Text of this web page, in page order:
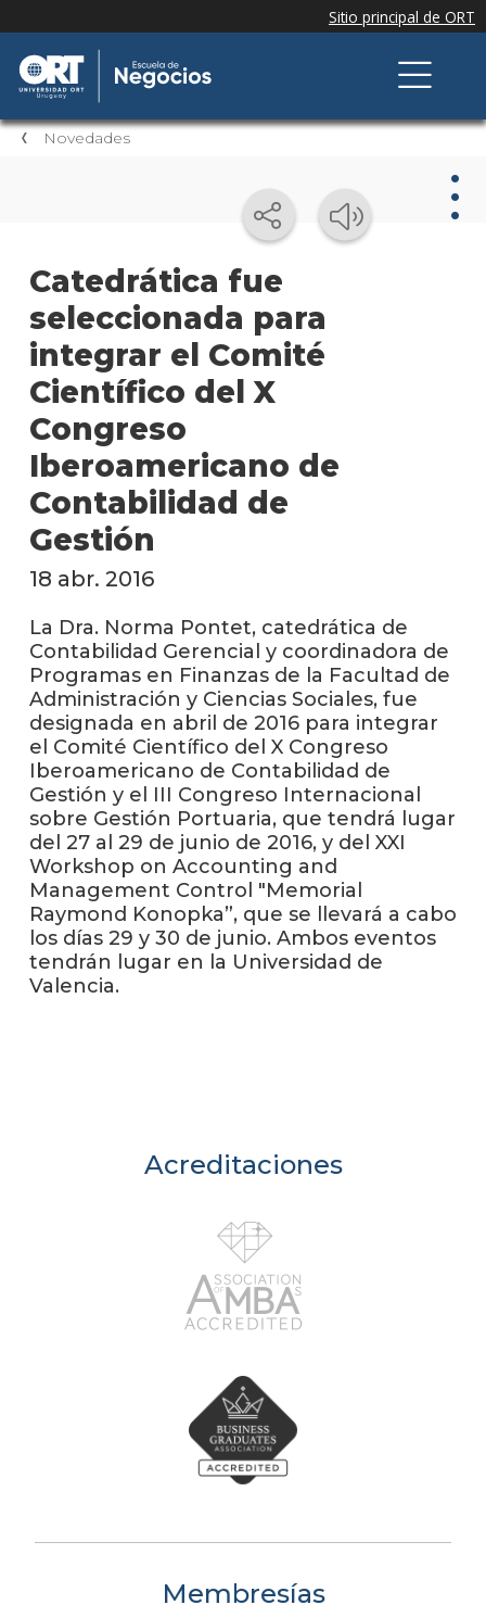
Novedades
Catedrática fue
seleccionada para
integrar el Comité
Científico del X
Congreso
Iberoamericano de
Contabilidad de
Gestión
18 abr. 2016
La Dra. Norma Pontet, catedrática de
Contabilidad Gerencial y coordinadora de
Programas en Finanzas de la Facultad de
Administración y Ciencias Sociales, fue
designada en abril de 2016 para integrar
el Comité Científico del X Congreso
Iberoamericano de Contabilidad de
Gestión y el III Congreso Internacional
sobre Gestión Portuaria, que tendrá lugar
del 27 al 29 de junio de 2016, y del XXI
Workshop on Accounting and
Management Control "Memorial
Raymond Konopka”, que se llevará a cabo
los días 29 y 30 de junio. Ambos eventos
tendrán lugar en la Universidad de
Valencia.
Acreditaciones
Membresías